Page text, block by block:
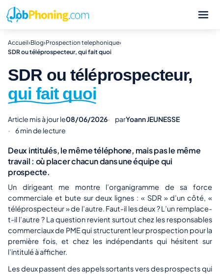
Accueil›Blog›Prospection telephonique›
SDR ou téléprospecteur, qui fait quoi
SDR ou téléprospecteur,
qui fait quoi
Article mis à jour le08/06/2026 parYoann JEUNESSE
6 min de lecture
Deux intitulés, le même téléphone, mais pas le même
travail : où placer chacun dans une équipe qui
prospecte.
Un dirigeant me montre l’organigramme de sa force
commerciale et bute sur deux lignes : « SDR » d’un côté, «
téléprospecteur » de l’autre. Faut-il les deux ? L’un remplace-
t-il l’autre ? La question revient surtout chez les responsables
commerciaux de PME qui structurent leur prospection pour la
première fois, et chez les indépendants qui hésitent sur
l’intitulé à afficher.
Les deux passent des appels sortants vers des prospects qui